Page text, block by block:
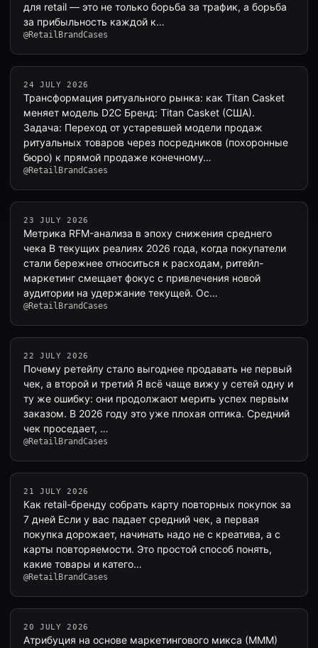
для retail — это не только борьба за трафик, а борьба
за прибыльность каждой к…
@RetailBrandCases
24 JULY 2026
Трансформация ритуального рынка: как Titan Casket
меняет модель D2C Бренд: Titan Casket (США).
Задача: Переход от устаревшей модели продаж
ритуальных товаров через посредников (похоронные
бюро) к прямой продаже конечному…
@RetailBrandCases
23 JULY 2026
Метрика RFM-анализа в эпоху снижения среднего
чека В текущих реалиях 2026 года, когда покупатели
стали бережнее относиться к расходам, ритейл-
маркетинг смещает фокус с привлечения новой
аудитории на удержание текущей. Ос…
@RetailBrandCases
22 JULY 2026
Почему ретейлу стало выгоднее продавать не первый
чек, а второй и третий Я всё чаще вижу у сетей одну и
ту же ошибку: они продолжают мерить успех первым
заказом. В 2026 году это уже плохая оптика. Средний
чек проседает, …
@RetailBrandCases
21 JULY 2026
Как retail-бренду собрать карту повторных покупок за
7 дней Если у вас падает средний чек, а первая
покупка дорожает, начинать надо не с креатива, а с
карты повторяемости. Это простой способ понять,
какие товары и катего…
@RetailBrandCases
20 JULY 2026
Атрибуция на основе маркетингового микса (MMM)